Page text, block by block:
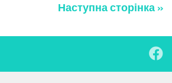
Наступна сторінка »